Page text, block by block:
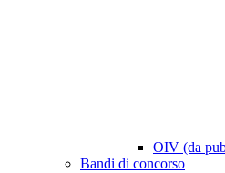
OIV (da
Bandi di concorso